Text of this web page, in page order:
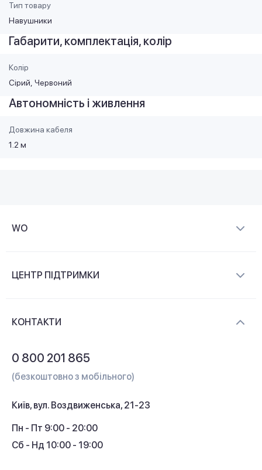
Тип товару
Навушники
Габарити, комплектація, колір
Колір
Сірий Червоний
Автономність і живлення
Довжина кабеля
1.2 м
WO
Контакти
ЦЕНТР ПІДТРИМКИ
Кешбек
КОНТАКТИ
0 800 201 865
(безкоштовно з мобільного)
Київ, вул. Воздвиженська, 21-23
Пн - Пт 9:00 - 20:00
Сб - Нд 10:00 - 19:00